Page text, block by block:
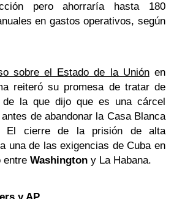
pero ahorraría hasta 180
en gastos operativos, según
sobre el Estado de la Uniónen
reiteró su promesa de tratar de
de la que dijo que es una cárcel
de abandonar la Casa Blanca
El cierre de la prisión de alta
una de las exigencias de Cuba en
entre Washington y La Habana.